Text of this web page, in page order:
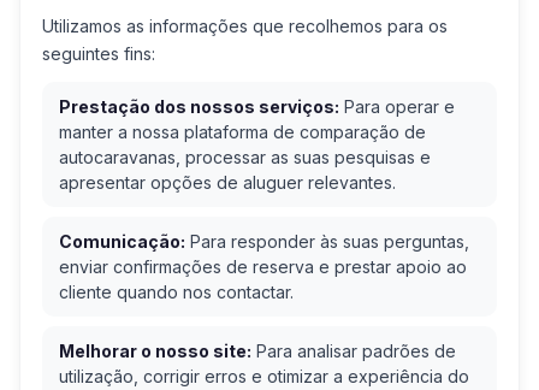
Utilizamos as informações que recolhemos para os
seguintes fins:
Prestação dos nossos serviços: Para operar e
manter a nossa plataforma de comparação de
autocaravanas, processar as suas pesquisas e
apresentar opções de aluguer relevantes.
Comunicação: Para responder às suas perguntas,
enviar confirmações de reserva e prestar apoio ao
cliente quando nos contactar.
Melhorar o nosso site: Para analisar padrões de
utilização, corrigir erros e otimizar a experiência do